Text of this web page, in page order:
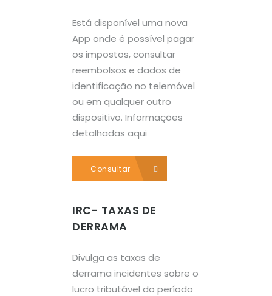
Está disponível uma nova
App onde é possível pagar
os impostos, consultar
reembolsos e dados de
identificação no telemóvel
ou em qualquer outro
dispositivo. Informações
detalhadas aqui
Consultar
IRC- TAXAS DE
DERRAMA
Divulga as taxas de
derrama incidentes sobre o
lucro tributável do período